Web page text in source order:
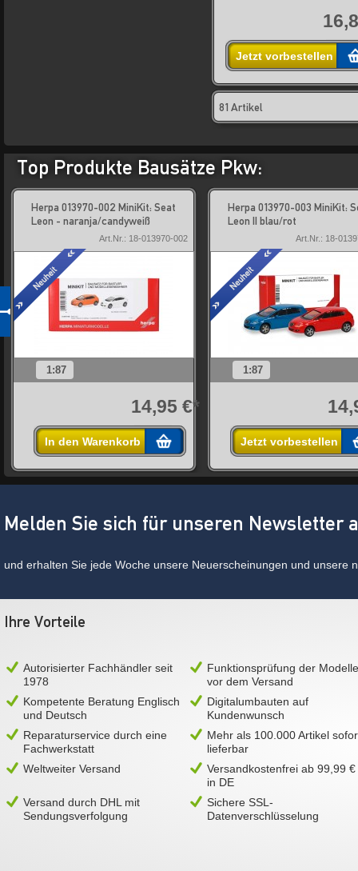
Jetzt vorbestellen
81 Artikel
Top Produkte Bausätze Pkw:
Herpa 013970-002 MiniKit: Seat
Leon - naranja/candyweiß
Art.Nr.: 18-013970-002
1:87
14,95 €*
In den Warenkorb
Herpa 013970-003 MiniKit:
Leon II blau/rot
Art.Nr.: 18-
1:87
Jetzt vorbestellen
Melden Sie sich für unseren Newsletter
und erhalten Sie jede Woche unsere Neuerscheinungen und unsere
Ihre Vorteile
Autorisierter Fachhändler seit
1978
Funktionsprüfung der Modelle
vor dem Versand
Kompetente Beratung Englisch
und Deutsch
Digitalumbauten auf
Kundenwunsch
Reparaturservice durch eine
Fachwerkstatt
Mehr als 100.000 Artikel
lieferbar
Weltweiter Versand
Versandkostenfrei ab 99,99 €
in DE
Versand durch DHL mit
Sendungsverfolgung
Sichere SSL-
Datenverschlüsselung